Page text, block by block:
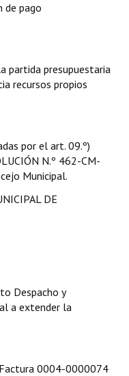
de pago
partida presupuestaria
recursos propios
por el art. 09.º)
N.º 462-CM-
Municipal.
DE
Despacho y
a extender la
Factura 0004-0000074